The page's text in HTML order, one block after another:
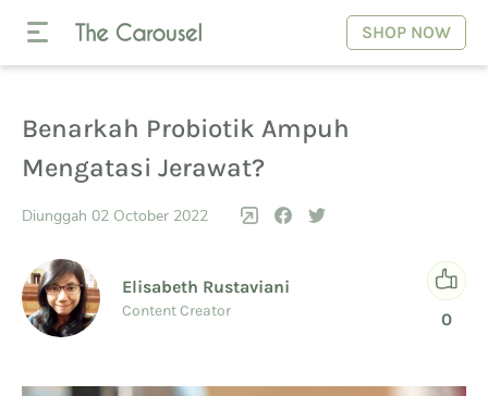
SHOP NOW
Benarkah Probiotik Ampuh
Mengatasi Jerawat?
Diunggah 02 October 2022
Elisabeth Rustaviani
Content Creator 0